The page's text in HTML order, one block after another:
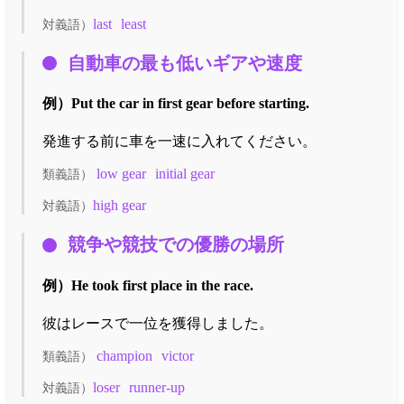
対義語） last least
自動車の最も低いギアや速度
例） Put the car in first gear before starting.
発進する前に車を一速に入れてください。
類義語） low gear initial gear
対義語） high gear
競争や競技での優勝の場所
例） He took first place in the race.
彼はレースで一位を獲得しました。
類義語） champion victor
対義語） loser runner-up